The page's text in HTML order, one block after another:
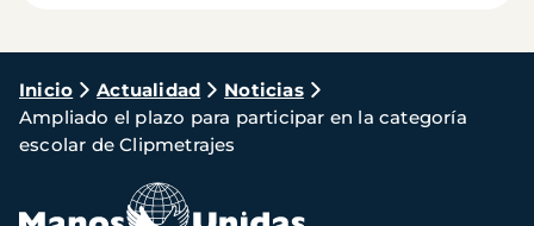
Ruta
de
navegación
Inicio Actualidad
Noticias
Ampliado el plazo para participar en la categoría
escolar de Clipmetrajes